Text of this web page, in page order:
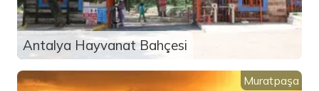
Antalya Hayvanat Bahçesi
Muratpaşa